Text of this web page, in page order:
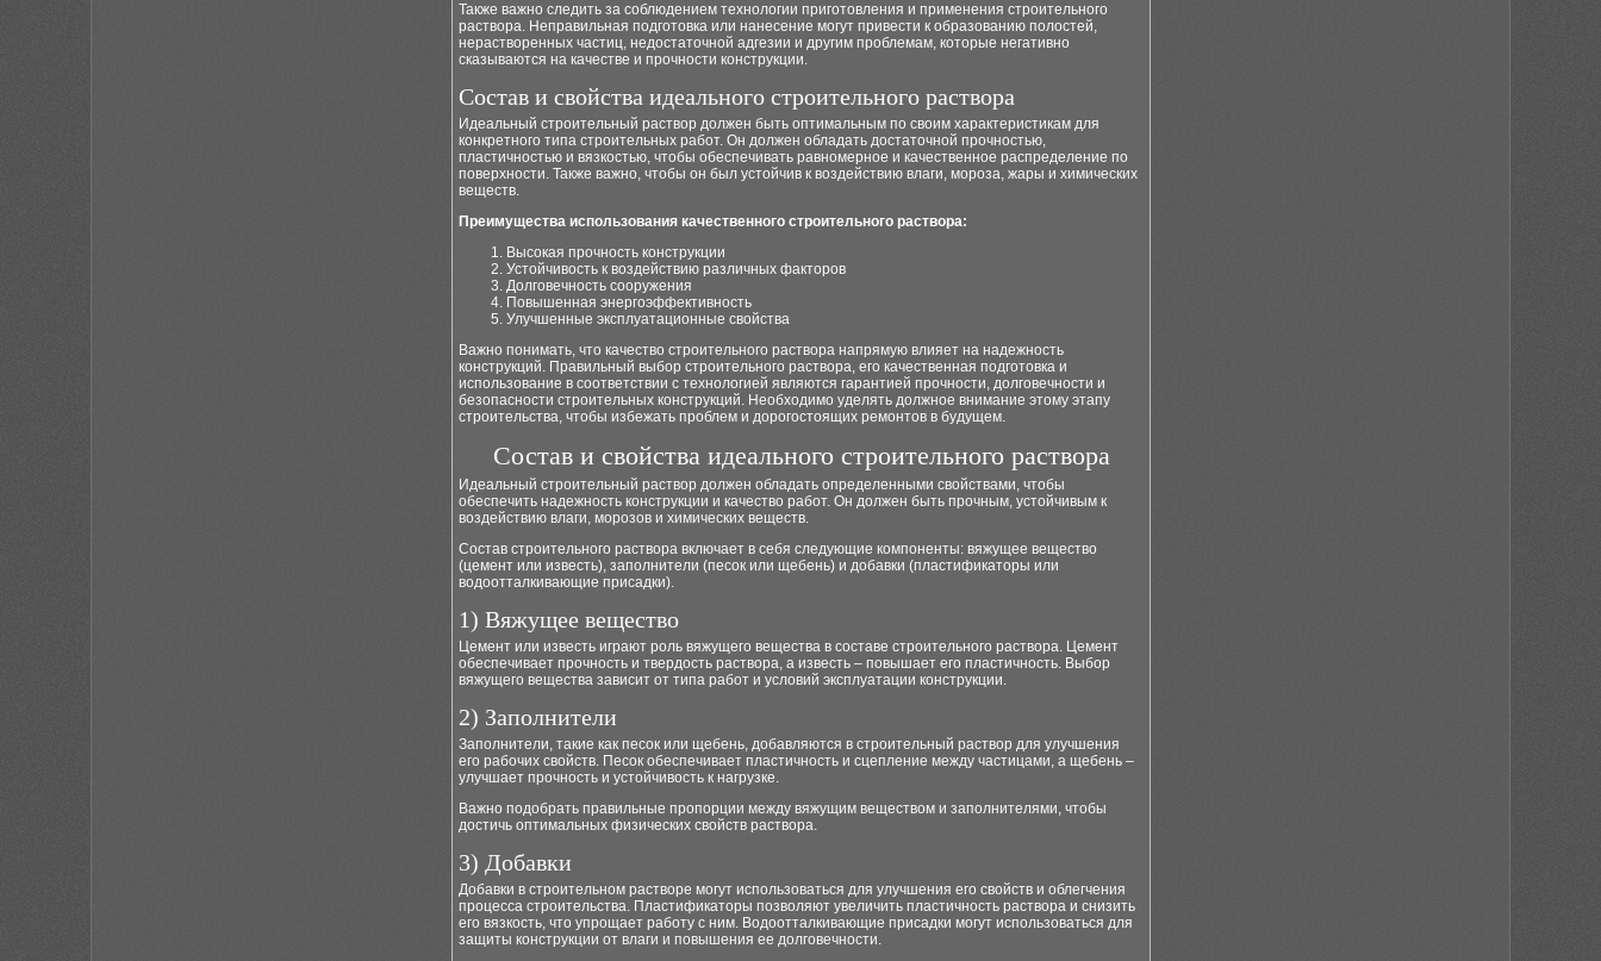
Также важно следить за соблюдением технологии приготовления и применения строительного
раствора. Неправильная подготовка или нанесение могут привести к образованию полостей,
нерастворенных частиц, недостаточной адгезии и другим проблемам, которые негативно
сказываются на качестве и прочности конструкции.
Состав и свойства идеального строительного раствора
Идеальный строительный раствор должен быть оптимальным по своим характеристикам для
конкретного типа строительных работ. Он должен обладать достаточной прочностью,
пластичностью и вязкостью, чтобы обеспечивать равномерное и качественное распределение по
поверхности. Также важно, чтобы он был устойчив к воздействию влаги, мороза, жары и химических
веществ.
Преимущества использования качественного строительного раствора:
Высокая прочность конструкции
Устойчивость к воздействию различных факторов
Долговечность сооружения
Повышенная энергоэффективность
Улучшенные эксплуатационные свойства
Важно понимать, что качество строительного раствора напрямую влияет на надежность
конструкций. Правильный выбор строительного раствора, его качественная подготовка и
использование в соответствии с технологией являются гарантией прочности, долговечности и
безопасности строительных конструкций. Необходимо уделять должное внимание этому этапу
строительства, чтобы избежать проблем и дорогостоящих ремонтов в будущем.
Состав и свойства идеального строительного раствора
Идеальный строительный раствор должен обладать определенными свойствами, чтобы
обеспечить надежность конструкции и качество работ. Он должен быть прочным, устойчивым к
воздействию влаги, морозов и химических веществ.
Состав строительного раствора включает в себя следующие компоненты: вяжущее вещество
(цемент или известь), заполнители (песок или щебень) и добавки (пластификаторы или
водоотталкивающие присадки).
1) Вяжущее вещество
Цемент или известь играют роль вяжущего вещества в составе строительного раствора. Цемент
обеспечивает прочность и твердость раствора, а известь – повышает его пластичность. Выбор
вяжущего вещества зависит от типа работ и условий эксплуатации конструкции.
2) Заполнители
Заполнители, такие как песок или щебень, добавляются в строительный раствор для улучшения
его рабочих свойств. Песок обеспечивает пластичность и сцепление между частицами, а щебень –
улучшает прочность и устойчивость к нагрузке.
Важно подобрать правильные пропорции между вяжущим веществом и заполнителями, чтобы
достичь оптимальных физических свойств раствора.
3) Добавки
Добавки в строительном растворе могут использоваться для улучшения его свойств и облегчения
процесса строительства. Пластификаторы позволяют увеличить пластичность раствора и снизить
его вязкость, что упрощает работу с ним. Водоотталкивающие присадки могут использоваться для
защиты конструкции от влаги и повышения ее долговечности.